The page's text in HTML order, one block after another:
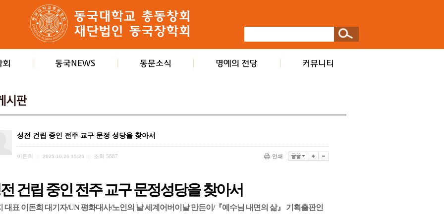
성전 건립 중인 전주 교구 문정 성당을 찾아서
이돈희 2025.10.26 15:26 조회 5887 인쇄
건립 중인 전주 교구 문정성당을 찾아서
대표 이돈희 대기자/UN 평화대사/노인의 날 세계어버이날 만든이/『예수님 내면의 삶』 기획출판인